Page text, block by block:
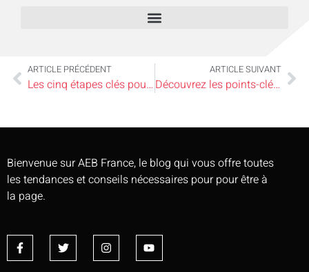
ARTICLE PRÉCÉDENT
Les cinq étapes clés pour réaliser un audit efficace en entreprise
ARTICLE SUIVANT
Découvrez les points-clés pour réussir la vente de votre maison
Bienvenue sur AEB France, le blog qui vous offre toutes
les tendances et conseils nécessaires pour pour être à
la page.